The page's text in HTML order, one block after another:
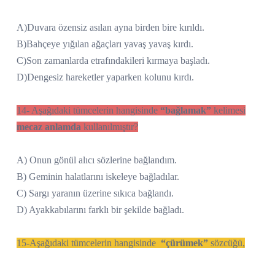
A)Duvara özensiz asılan ayna birden bire kırıldı.
B)Bahçeye yığılan ağaçları yavaş yavaş kırdı.
C)Son zamanlarda etrafındakileri kırmaya başladı.
D)Dengesiz hareketler yaparken kolunu kırdı.
14- Aşağıdaki tümcelerin hangisinde “bağlamak” kelimesi
mecaz anlamda kullanılmıştır?
A) Onun gönül alıcı sözlerine bağlandım.
B) Geminin halatlarını iskeleye bağladılar.
C) Sargı yaranın üzerine sıkıca bağlandı.
D) Ayakkabılarını farklı bir şekilde bağladı.
15-Aşağıdaki tümcelerin hangisinde “çürümek” sözcüğü,